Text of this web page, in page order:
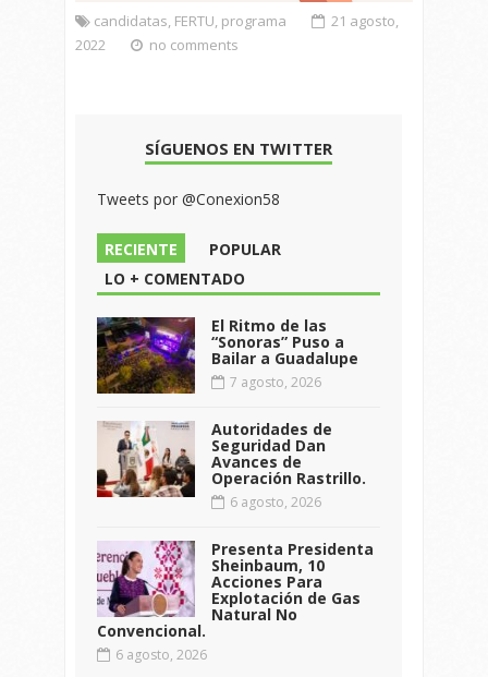
candidatas, FERTU, programa
21 agosto,
2022
no comments
SÍGUENOS EN TWITTER
Tweets por @Conexion58
RECIENTE
POPULAR
LO + COMENTADO
El Ritmo de las
“Sonoras” Puso a
Bailar a Guadalupe
7 agosto, 2026
Autoridades de
Seguridad Dan
Avances de
Operación Rastrillo.
6 agosto, 2026
Presenta Presidenta
Sheinbaum, 10
Acciones Para
Explotación de Gas
Natural No
Convencional.
6 agosto, 2026